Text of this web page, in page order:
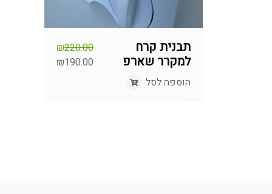
תבנית קרח
למקרר שארפ
הוספה לסל
₪220.00
המחיר ₪190.00